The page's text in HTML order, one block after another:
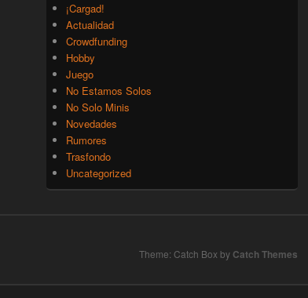
¡Cargad!
Actualidad
Crowdfunding
Hobby
Juego
No Estamos Solos
No Solo Minis
Novedades
Rumores
Trasfondo
Uncategorized
Theme: Catch Box by Catch Themes